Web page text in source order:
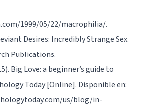
1999/05/22/macrophilia/.
Desires: Incredibly Strange Sex.
Publications.
Big Love: a beginner’s guide to
Today [Online]. Disponible en:
us/blog/in-